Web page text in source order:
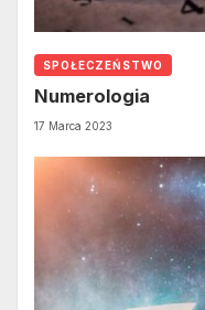
SPOŁECZEŃSTWO
Numerologia
17 Marca 2023